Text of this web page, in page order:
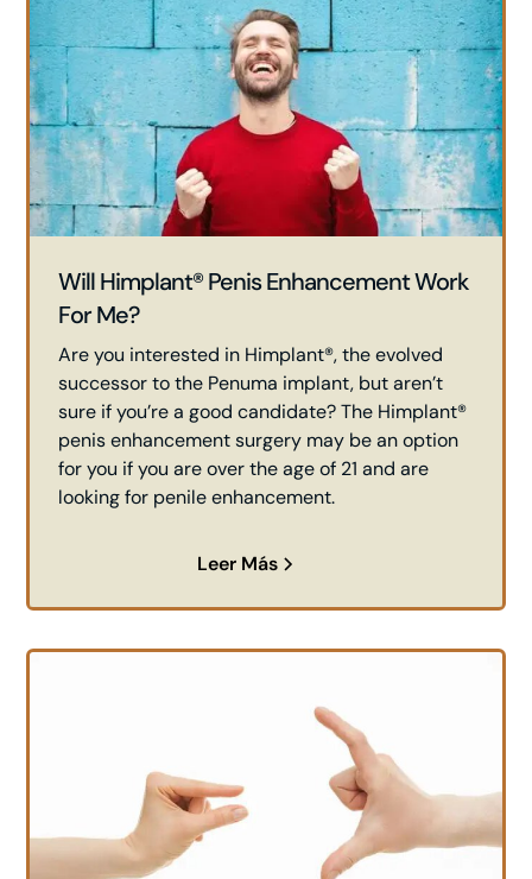
Will Himplant® Penis Enhancement Work
For Me?
Are you interested in Himplant®, the evolved
successor to the Penuma implant, but aren’t
sure if you’re a good candidate? The Himplant®
penis enhancement surgery may be an option
for you if you are over the age of 21 and are
looking for penile enhancement.
Leer Más